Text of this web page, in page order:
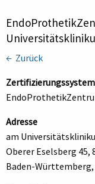
← Zurück
Zertifizierungssystem
Adresse
am
Oberer Eselsberg 45,
Baden-